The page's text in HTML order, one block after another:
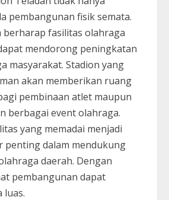
pembangunan fisik semata.
berharap fasilitas olahraga
mendorong peningkatan
masyarakat. Stadion yang
akan memberikan ruang
pembinaan atlet maupun
berbagai event olahraga.
yang memadai menjadi
penting dalam mendukung
daerah. Dengan
pembangunan dapat
luas.